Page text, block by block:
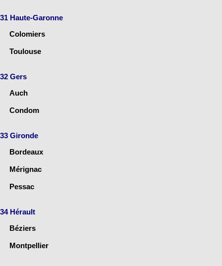
31 Haute-Garonne
Colomiers
Toulouse
32 Gers
Auch
Condom
33 Gironde
Bordeaux
Mérignac
Pessac
34 Hérault
Béziers
Montpellier